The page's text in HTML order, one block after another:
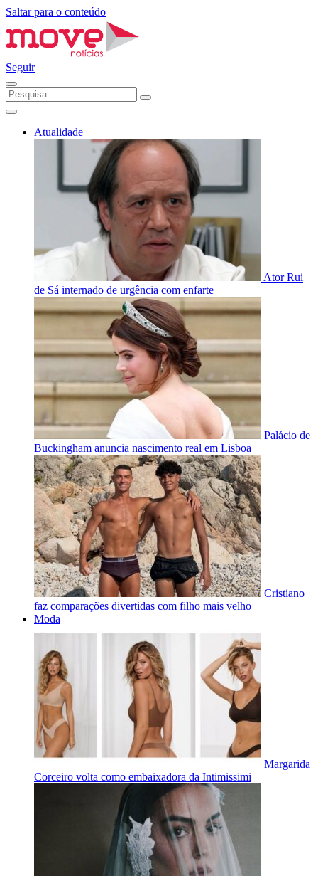
Saltar para o conteúdo
Seguir
Atualidade
Ator Rui
de Sá internado de urgência com enfarte
Palácio de
Buckingham anuncia nascimento real em Lisboa
Cristiano
faz comparações divertidas com filho mais velho
Moda
Margarida
Corceiro volta como embaixadora da Intimissimi